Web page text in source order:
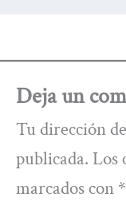
Deja un
Tu dirección
publicada. Los
marcados con *